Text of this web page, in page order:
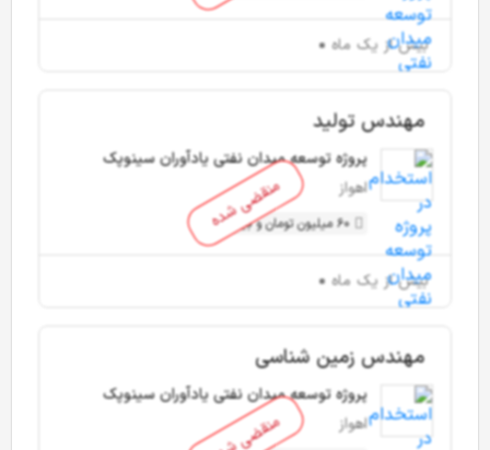
بیش از یک ماه
منقضی شده
مهندس تولید
پروژه توسعه میدان نفتی یادآوران سینوپک
اهواز
60 میلیون تومان و بیشتر
بیش از یک ماه
مهندس زمین شناسی
پروژه توسعه میدان نفتی یادآوران سینوپک
اهواز